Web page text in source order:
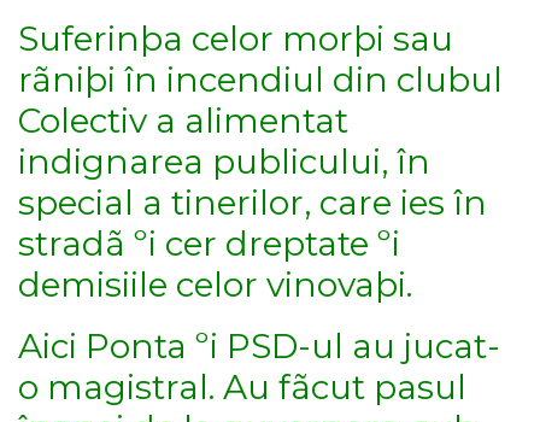
Suferinþa celor morþi sau
rãniþi în incendiul din clubul
Colectiv a alimentat
indignarea publicului, în
special a tinerilor, care ies în
stradã ºi cer dreptate ºi
demisiile celor vinovaþi.
Aici Ponta ºi PSD-ul au jucat-
o magistral. Au fãcut pasul